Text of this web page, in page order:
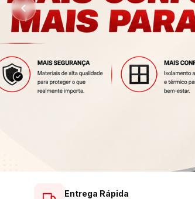
Ver Lustres
Ver Ferramentas
Ver Tintas
Entrega Rápida